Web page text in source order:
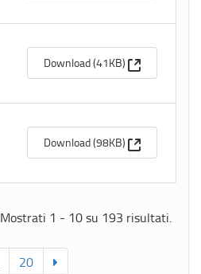
Download (41KB) (Apre una
Download (98KB) (Apre una
Mostrati 1 - 10 su 193 risultati.
20